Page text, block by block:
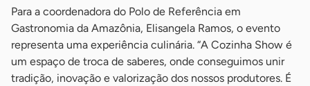
Para a coordenadora do Polo de Referência em
Gastronomia da Amazônia, Elisangela Ramos, o evento
representa uma experiência culinária. “A Cozinha Show é
um espaço de troca de saberes, onde conseguimos unir
tradição, inovação e valorização dos nossos produtores. É